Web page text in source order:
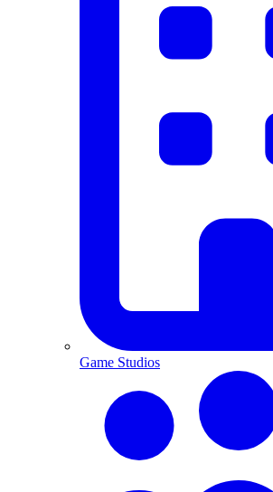
Game Studios